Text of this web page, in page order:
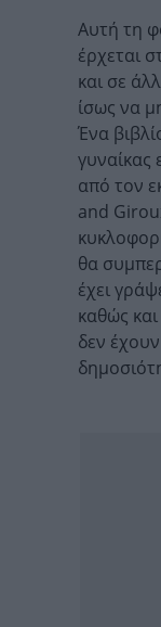
Αυτή τη
έρχεται
και σε
ίσως να
Ένα
γυναίκας
από τον
and
θα
έχει
καθώς
δεν